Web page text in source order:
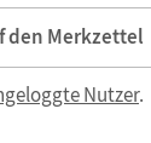
den Merkzettel
Nutzer.